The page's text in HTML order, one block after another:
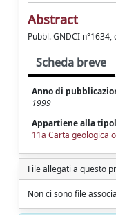
Abstract
Pubbl. GNDCI
Scheda breve
Anno di
1999
Appartiene alla
11a Carta geologica
File allegati a questo
Non ci sono file